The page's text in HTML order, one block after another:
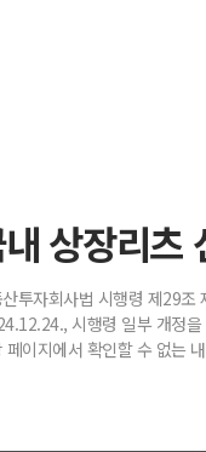
상장리츠
투자회사법 시행령 제29조
시행령 일부 개정
페이지에서 확인할 수 없는